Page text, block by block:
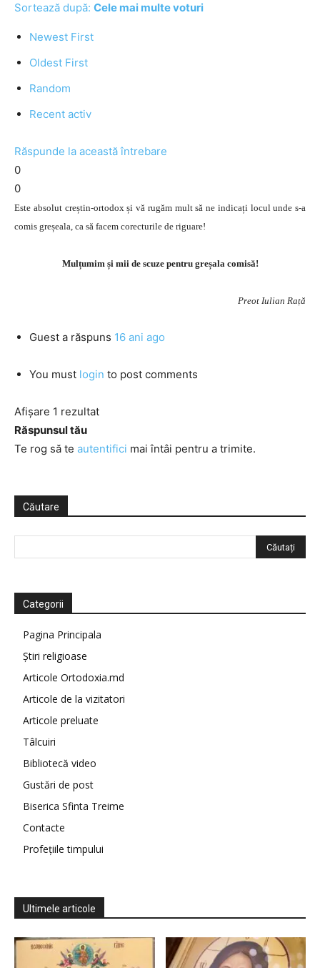
Sortează după: Cele mai multe voturi
Newest First
Oldest First
Random
Recent activ
Răspunde la această întrebare
0
0
Este absolut creștin-ortodox și vă rugăm mult să ne indicați locul unde s-a
comis greșeala, ca să facem corecturile de riguare!
Mulțumim și mii de scuze pentru greșala comisă!
Preot Iulian Rață
Guest a răspuns 16 ani ago
You must login to post comments
Afișare 1 rezultat
Răspunsul tău
Te rog să te autentifici mai întâi pentru a trimite.
Căutare
Categorii
Pagina Principala
Știri religioase
Articole Ortodoxia.md
Articole de la vizitatori
Articole preluate
Tâlcuiri
Bibliotecă video
Gustări de post
Biserica Sfinta Treime
Contacte
Profețiile timpului
Ultimele articole